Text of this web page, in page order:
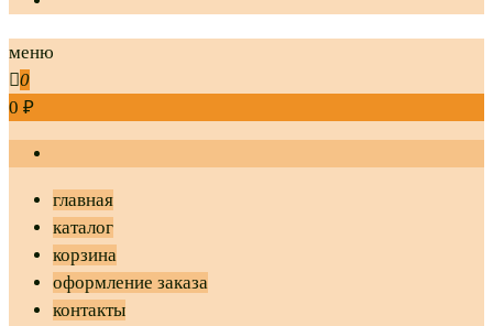
меню
0
0 ₽
главная
каталог
корзина
оформление заказа
контакты